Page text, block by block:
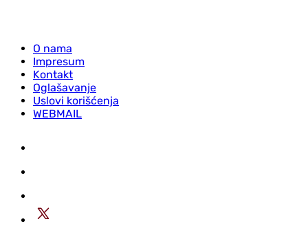
O nama
Impresum
Kontakt
Oglašavanje
Uslovi korišćenja
WEBMAIL